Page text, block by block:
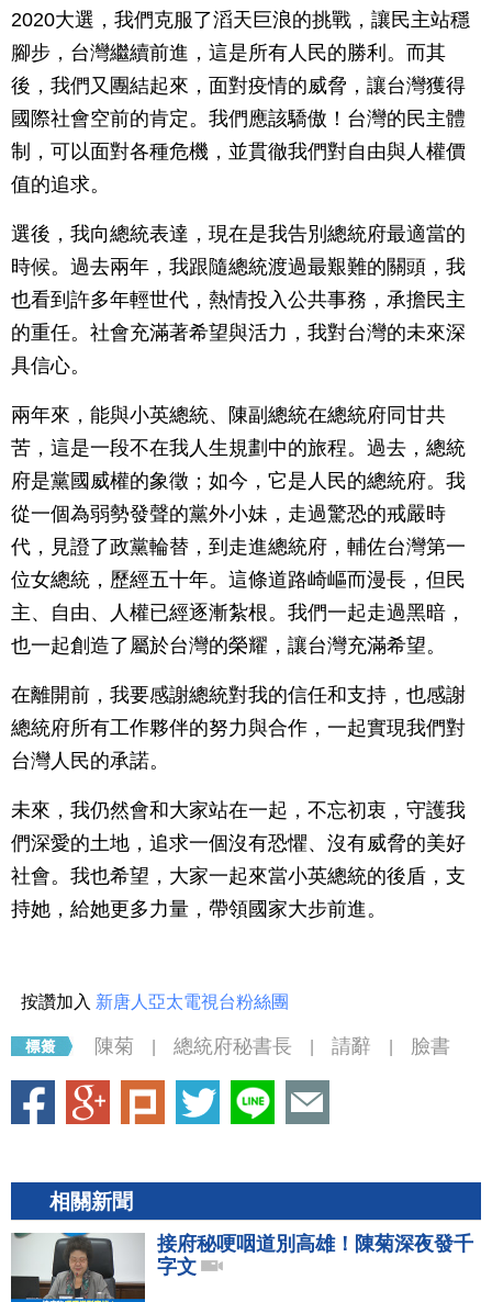
2020大選，我們克服了滔天巨浪的挑戰，讓民主站穩
腳步，台灣繼續前進，這是所有人民的勝利。而其
後，我們又團結起來，面對疫情的威脅，讓台灣獲得
國際社會空前的肯定。我們應該驕傲！台灣的民主體
制，可以面對各種危機，並貫徹我們對自由與人權價
值的追求。
選後，我向總統表達，現在是我告別總統府最適當的
時候。過去兩年，我跟隨總統渡過最艱難的關頭，我
也看到許多年輕世代，熱情投入公共事務，承擔民主
的重任。社會充滿著希望與活力，我對台灣的未來深
具信心。
兩年來，能與小英總統、陳副總統在總統府同甘共
苦，這是一段不在我人生規劃中的旅程。過去，總統
府是黨國威權的象徵；如今，它是人民的總統府。我
從一個為弱勢發聲的黨外小妹，走過驚恐的戒嚴時
代，見證了政黨輪替，到走進總統府，輔佐台灣第一
位女總統，歷經五十年。這條道路崎嶇而漫長，但民
主、自由、人權已經逐漸紮根。我們一起走過黑暗，
也一起創造了屬於台灣的榮耀，讓台灣充滿希望。
在離開前，我要感謝總統對我的信任和支持，也感謝
總統府所有工作夥伴的努力與合作，一起實現我們對
台灣人民的承諾。
未來，我仍然會和大家站在一起，不忘初衷，守護我
們深愛的土地，追求一個沒有恐懼、沒有威脅的美好
社會。我也希望，大家一起來當小英總統的後盾，支
持她，給她更多力量，帶領國家大步前進。
按讚加入 新唐人亞太電視台粉絲團
陳菊 總統府秘書長 請辭 臉書
相關新聞
接府秘哽咽道別高雄！陳菊深夜發千
字文